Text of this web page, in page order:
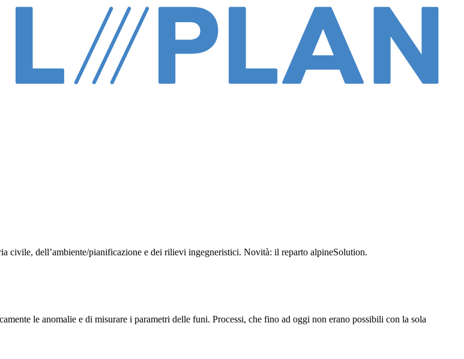
civile, dell’ambiente/pianificazione e dei rilievi ingegneristici. Novità: il reparto alpineSolution.
le anomalie e di misurare i parametri delle funi. Processi, che fino ad oggi non erano possibili con la sola